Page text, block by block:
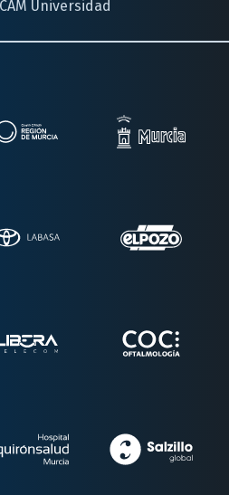
Universidad